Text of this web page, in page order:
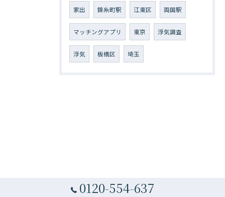
家出 錦糸町駅 江東区 両国駅
マッチングアプリ 東京 浮気調査
浮気 板橋区 埼玉
0120-554-637